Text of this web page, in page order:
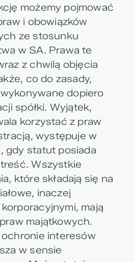
możemy pojmować
i obowiązków
ze stosunku
w SA. Prawa te
z chwilą objęcia
co do zasady,
dopiero
spółki. Wyjątek,
korzystać z praw
występuje w
gdy statut posiada
Wszystkie
które składają się na
inaczej
mają
majątkowych.
ochronie interesów
w sensie